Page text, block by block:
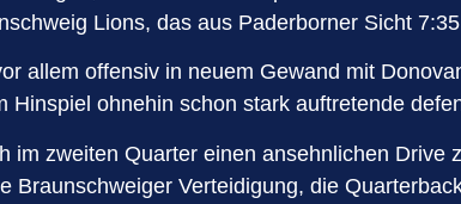
Lions, das aus Paderborner Sicht
allem offensiv in neuem Gewand mit
ohnehin schon stark auftretende
im zweiten Quarter einen ansehnlichen
Braunschweiger Verteidigung, die